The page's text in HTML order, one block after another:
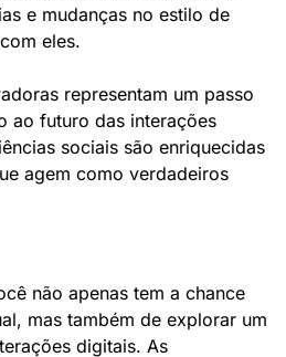
e mudanças no estilo de
eles.
representam um passo
ao futuro das interações
sociais são enriquecidas
agem como verdadeiros
não apenas tem a chance
mas também de explorar um
digitais. As